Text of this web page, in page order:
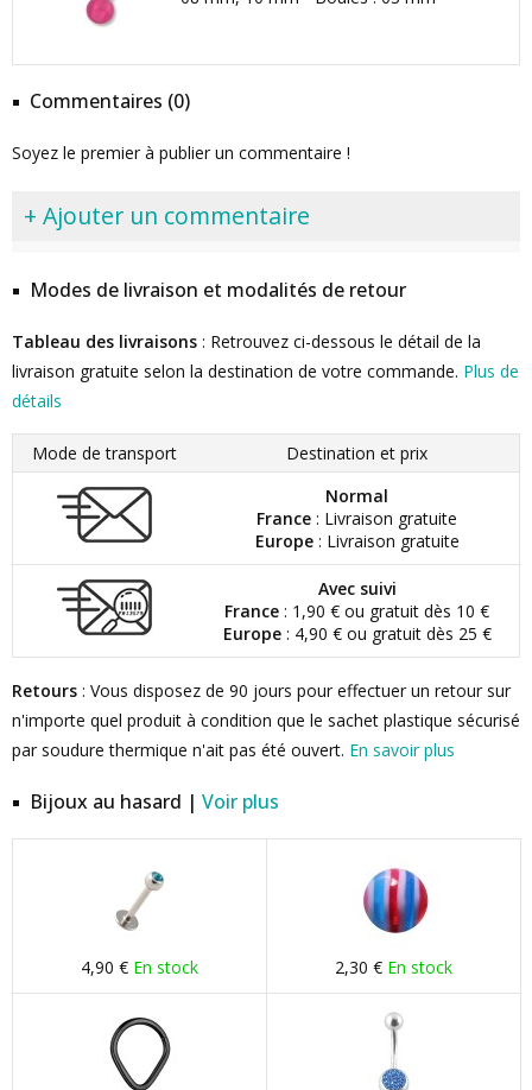
Commentaires (0)
Soyez le premier à publier un commentaire !
+ Ajouter un commentaire
Modes de livraison et modalités de retour
Tableau des livraisons : Retrouvez ci-dessous le détail de la
livraison gratuite selon la destination de votre commande. Plus de
détails
Mode de transport
Destination et prix
Normal
France : Livraison gratuite
Europe: Livraison gratuite
Avec suivi
France : 1,90 € ou gratuit dès 10 €
Europe: 4,90 € ou gratuit dès 25 €
Retours : Vous disposez de 90 jours pour effectuer un retour sur
n'importe quel produit à condition que le sachet plastique sécurisé
par soudure thermique n'ait pas été ouvert. En savoir plus
Bijoux au hasard | Voir plus
4,90 € En stock 2,30 € En stock